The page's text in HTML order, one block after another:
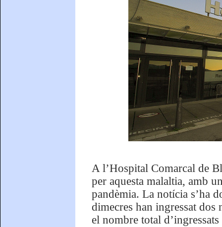
A l’Hospital Comarcal de
per aquesta malaltia, amb
pandèmia. La notícia s’ha
dimecres han ingressat
el nombre total